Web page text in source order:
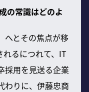
の常識はどのよ
へとその焦点が移
れるにつれて、IT
採用を見送る企業
わりに、伊藤忠商